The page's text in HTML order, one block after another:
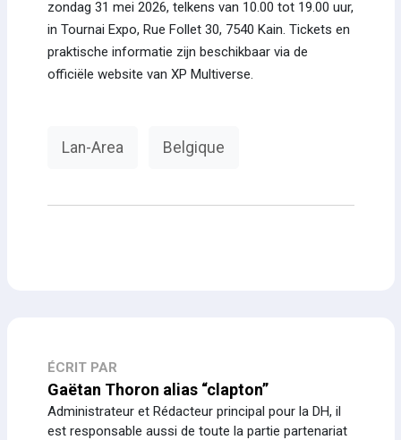
zondag 31 mei 2026, telkens van 10.00 tot 19.00 uur,
in Tournai Expo, Rue Follet 30, 7540 Kain. Tickets en
praktische informatie zijn beschikbaar via de
officiële website van XP Multiverse.
Lan-Area Belgique
ÉCRIT PAR
Gaëtan Thoron alias “clapton”
Administrateur et Rédacteur principal pour la DH, il
est responsable aussi de toute la partie partenariat